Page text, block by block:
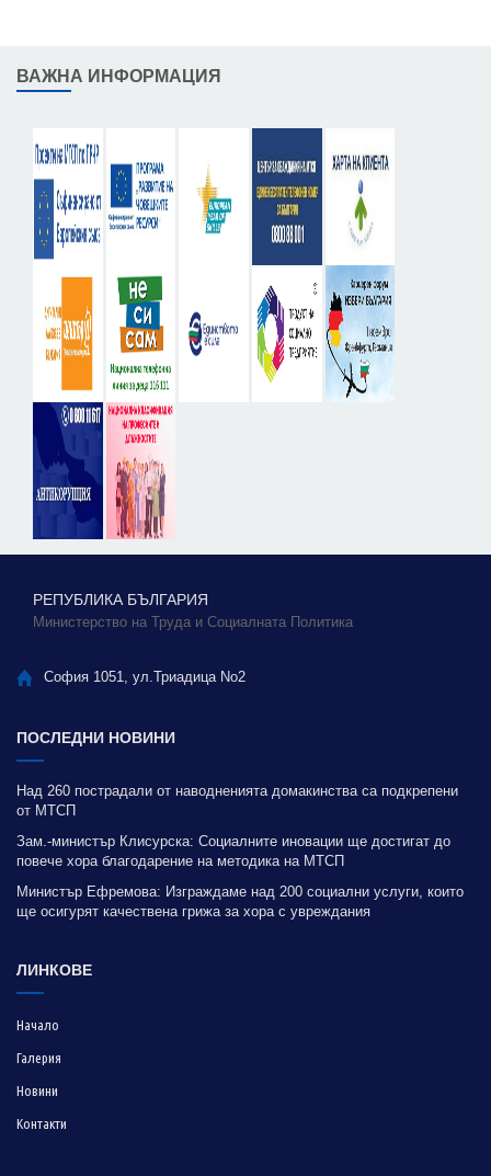
ВАЖНА ИНФОРМАЦИЯ
РЕПУБЛИКА БЪЛГАРИЯ
Министерство на Труда и Социалната Политика
София 1051, ул.Триадица No2
ПОСЛЕДНИ НОВИНИ
Над 260 пострадали от наводненията домакинства са подкрепени
от МТСП
Зам.-министър Клисурска: Социалните иновации ще достигат до
повече хора благодарение на методика на МТСП
Министър Ефремова: Изграждаме над 200 социални услуги, които
ще осигурят качествена грижа за хора с увреждания
ЛИНКОВЕ
Начало
Галерия
Новини
Контакти